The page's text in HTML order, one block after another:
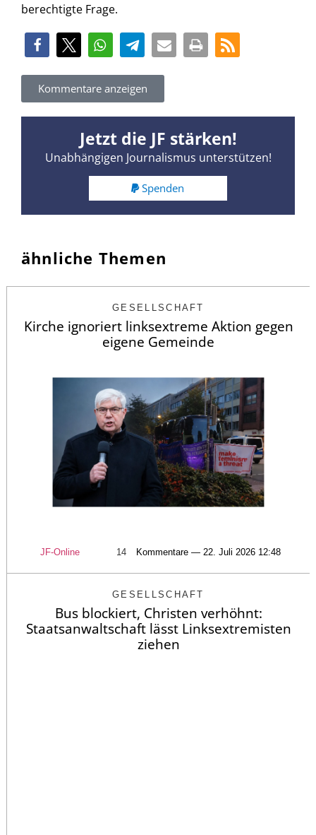
berechtigte Frage.
Kommentare anzeigen
Jetzt die JF stärken!
Unabhängigen Journalismus unterstützen!
Spenden
ähnliche Themen
GESELLSCHAFT
Kirche ignoriert linksextreme Aktion gegen
eigene Gemeinde
JF-Online 14 Kommentare — 22. Juli 2026 12:48
GESELLSCHAFT
Bus blockiert, Christen verhöhnt:
Staatsanwaltschaft lässt Linksextremisten
ziehen